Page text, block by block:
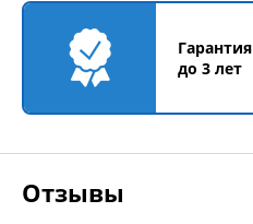
Гарантия
до 3 лет
Отзывы